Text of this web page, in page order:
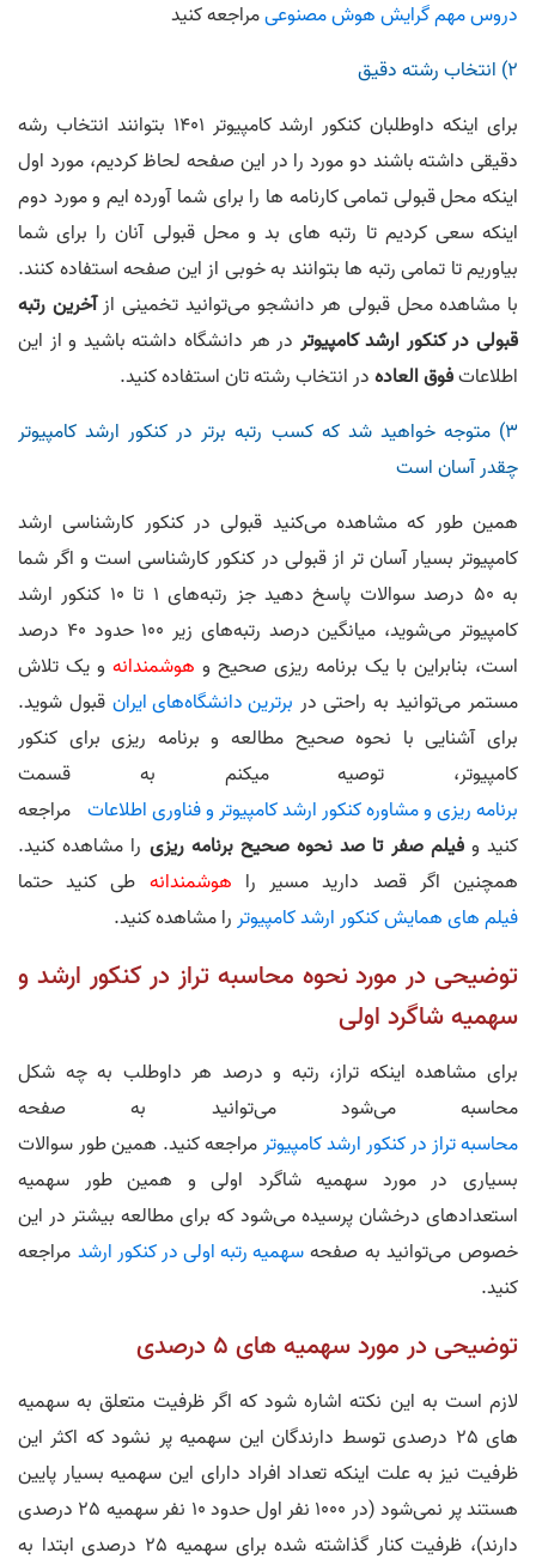
دروس مهم گرایش هوش مصنوعیمراجعه کنید
2) انتخاب رشته دقیق
برای اینکه داوطلبان کنکور ارشد کامپیوتر 1401 بتوانند انتخاب رشه
دقیقی داشته باشند دو مورد را در این صفحه لحاظ کردیم، مورد اول
اینکه محل قبولی تمامی کارنامه ها را برای شما آورده ایم و مورد دوم
اینکه سعی کردیم تا رتبه های بد و محل قبولی آنان را برای شما
بیاوریم تا تمامی رتبه ها بتوانند به خوبی از این صفحه استفاده کنند.
با مشاهده محل قبولی هر دانشجو می‌توانید تخمینی ازآخرین رتبه
قبولی در کنکور ارشد کامپیوتر در هر دانشگاه داشته باشید و از این
اطلاعاتفوق العادهدر انتخاب رشته تان استفاده کنید.
3) متوجه خواهید شد که کسب رتبه برتر در کنکور ارشد کامپیوتر
چقدر آسان است
همین طور که مشاهده می‌کنید قبولی در کنکور کارشناسی ارشد
کامپیوتر بسیار آسان تر از قبولی در کنکور کارشناسی است و اگر شما
به 50 درصد سوالات پاسخ دهید جز رتبه‌های 1 تا 10 کنکور ارشد
کامپیوتر می‌شوید، میانگین درصد رتبه‌های زیر 100 حدود 40 درصد
است، بنابراین با یک برنامه ریزی صحیح و هوشمندانه و یک تلاش
مستمر می‌توانید به راحتی در برترین دانشگاه‌های ایران قبول شوید.
برای آشنایی با نحوه صحیح مطالعه و برنامه ریزی برای کنکور
کامپیوتر، توصیه میکنم به قسمت
برنامه ریزی و مشاوره کنکور ارشد کامپیوتر و فناوری اطلاعات مراجعه
کنید وفیلم صفر تا صد نحوه صحیح برنامه‌ ریزی را مشاهده کنید.
همچنین اگر قصد دارید مسیر را هوشمندانه طی کنید حتما
فیلم های همایش کنکور ارشد کامپیوتررا مشاهده کنید.
توضیحی در مورد نحوه محاسبه تراز در کنکور ارشد و
سهمیه شاگرد اولی
برای مشاهده اینکه تراز، رتبه و درصد هر داوطلب به چه شکل
محاسبه می‌شود می‌توانید به صفحه
محاسبه تراز در کنکور ارشد کامپیوترمراجعه کنید. همین طور سوالات
بسیاری در مورد سهمیه شاگرد اولی و همین طور سهمیه
استعداد‌های درخشان پرسیده می‌شود که برای مطالعه بیشتر در این
خصوص می‌توانید به صفحهسهمیه رتبه اولی در کنکور ارشد مراجعه
کنید.
توضیحی در مورد سهمیه های 5 درصدی
لازم است به این نکته اشاره شود که اگر ظرفیت متعلق به سهمیه
های 25 درصدی توسط دارندگان این سهمیه پر نشود که اکثر این
ظرفیت نیز به علت اینکه تعداد افراد دارای این سهمیه بسیار پایین
هستند پر نمی‌شود (در 1000 نفر اول حدود 10 نفر سهمیه 25 درصدی
دارند)، ظرفیت کنار گذاشته شده برای سهمیه 25 درصدی ابتدا به